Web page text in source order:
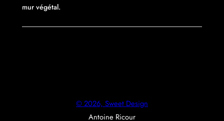
mur végétal.
© 2026, Sweet Design
Antoine Ricour